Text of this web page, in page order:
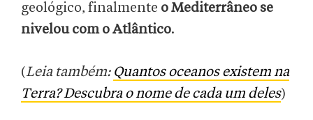
geológico, finalmente o Mediterrâneo se
nivelou com o Atlântico.
(Leia também: Quantos oceanos existem na
Terra? Descubra o nome de cada um deles)